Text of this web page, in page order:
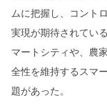
ムに把握し、コント
実現が期待されてい
マートシティや、農
全性を維持するスマ
題があった。